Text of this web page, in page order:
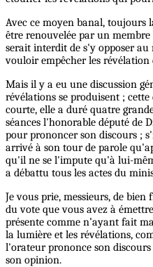
Avec ce moyen banal, toujours
être renouvelée par un
serait interdit de s'y opposer
vouloir empêcher les
Mais il y a eu une discussion
révélations se produisent ;
courte, elle a duré quatre
séances l'honorable député de
pour prononcer son discours ;
arrivé à son tour de parole
qu'il ne se l'impute qu'à lui-
a débattu tous les actes du
Je vous prie, messieurs, de
du vote que vous avez à
présente comme n’ayant fait
la lumière et les révélations,
l'orateur prononce son
son opinion.